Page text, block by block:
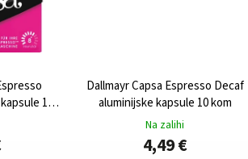
10
Dallmayr Capsa Espresso Decaf
aluminijske kapsule 10 kom
Na zalihi
4,49 €